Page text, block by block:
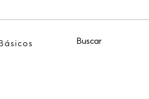
NEWSLETTER
Básicos Buscar